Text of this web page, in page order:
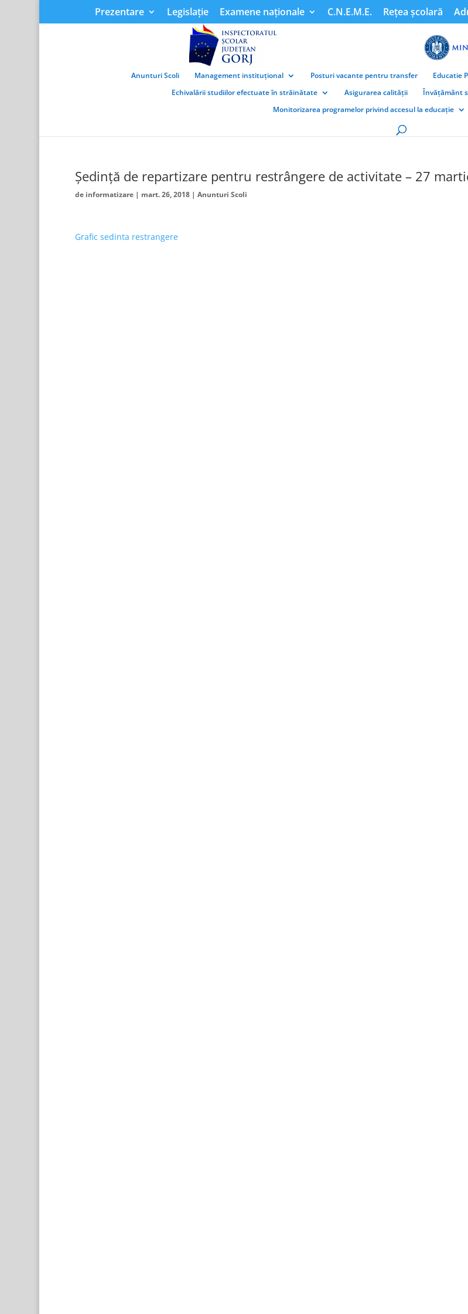
Prezentare Legislație Examene naționale C.N.E.M.E. Rețea școlară
Anunturi Scoli Management instituțional Posturi vacante pentru transfer Educatie
Echivalării studiilor efectuate în străinătate
Asigurarea calității Învățământ
Monitorizarea programelor privind accesul la educație
Ședință de repartizare pentru restrângere de activitate – 27
de informatizare| mart. 26, 2018| Anunturi Scoli
Grafic sedinta restrangere